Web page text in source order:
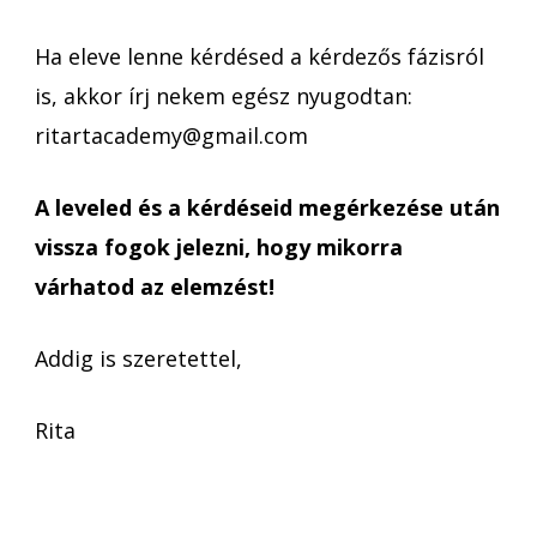
Ha eleve lenne kérdésed a kérdezős fázisról
is, akkor írj nekem egész nyugodtan:
ritartacademy@gmail.com
A leveled és a kérdéseid megérkezése után
vissza fogok jelezni, hogy mikorra
várhatod az elemzést!
Addig is szeretettel,
Rita